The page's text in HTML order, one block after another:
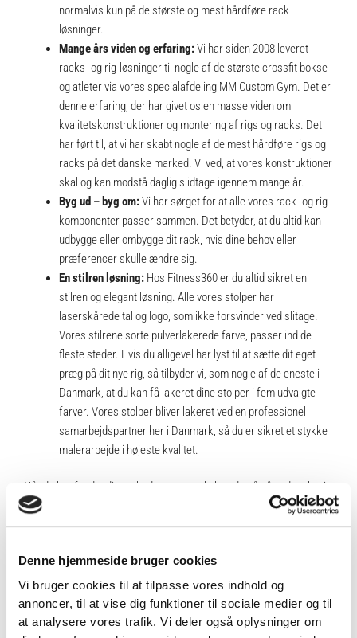
Denne hjemmeside bruger cookies
Vi bruger cookies til at tilpasse vores indhold og
annoncer, til at vise dig funktioner til sociale medier og til
at analysere vores trafik. Vi deler også oplysninger om
normalvis kun på de største og mest hårdføre rack
løsninger.
Mange års viden og erfaring:Vi har siden 2008 leveret
racks- og rig-løsninger til nogle af de største crossfit bokse
og atleter via vores specialafdeling MM Custom Gym. Det er
denne erfaring, der har givet os en masse viden om
kvalitetskonstruktioner og montering af rigs og racks. Det
har ført til, at vi har skabt nogle af de mest hårdføre rigs og
racks på det danske marked. Vi ved, at vores konstruktioner
skal og kan modstå daglig slidtage igennem mange år.
Byg ud – byg om:Vi har sørget for at alle vores rack- og rig
komponenter passer sammen. Det betyder, at du altid kan
udbygge eller ombygge dit rack, hvis dine behov eller
præferencer skulle ændre sig.
En stilren løsning:Hos Fitness360 er du altid sikret en
stilren og elegant løsning. Alle vores stolper har
laserskårede tal og logo, som ikke forsvinder ved slitage.
Vores stilrene sorte pulverlakerede farve, passer ind de
fleste steder. Hvis du alligevel har lyst til at sætte dit eget
præg på dit nye rig, så tilbyder vi, som nogle af de eneste i
Danmark, at du kan få lakeret dine stolper i fem udvalgte
farver. Vores stolper bliver lakeret ved en professionel
samarbejdspartner her i Danmark, så du er sikret et stykke
malerarbejde i højeste kvalitet.
Når du har fundet dit ønskede squat rack, kan du gå på opdagelse i
vores
som eksempelvis: safety spotter arms, jammer
arms, landminer og meget mere. Se hele udvalgether.
SPECIFIKATIONER
Brand Fitness360